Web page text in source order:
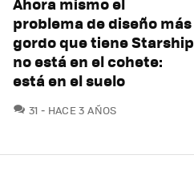
problema de diseño más
gordo que tiene Starship
no está en el cohete:
está en el suelo
31 COMENTARIOS
HACE 3 AÑOS